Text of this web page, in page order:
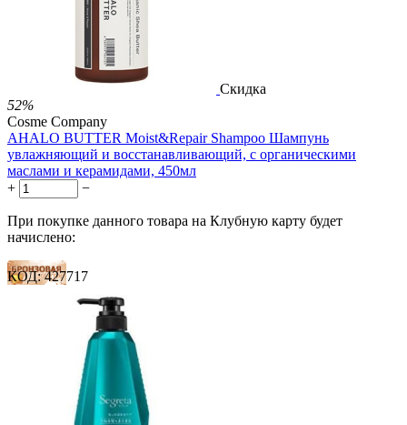
Нет в наличии
 
Скидка
52%
Cosme Company
AHALO BUTTER Moist&Repair Shampoo Шампунь
увлажняющий и восстанавливающий, с органическими
маслами и керамидами, 450мл
+
−
При покупке данного товара на Клубную карту будет
начислено:
23 балла
38 баллов
1 212.00
Р
за 1.00 мл
КОД: 427717